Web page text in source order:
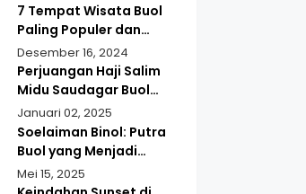
7 Tempat Wisata Buol
Paling Populer dan
Instagramable, Surga
Tersembunyi di Sulawesi
Desember 16, 2024
Perjuangan Haji Salim
Midu Saudagar Buol
yang Selamat dari
Kecelakaan Pesawat
Merpati Twin Otter di
Gunung Tinombala 1977
Januari 02, 2025
Soelaiman Binol: Putra
Buol yang Menjadi
Menteri dan Diplomat
pada Awal
Mei 15, 2025